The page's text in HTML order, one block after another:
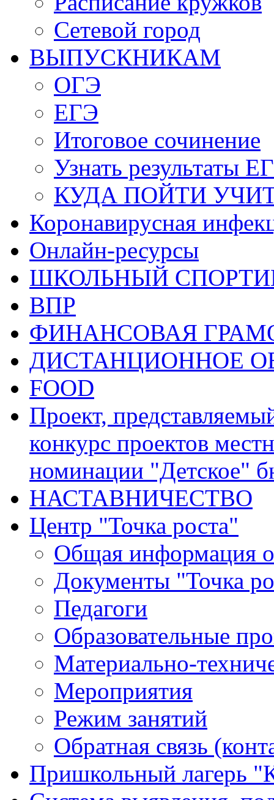
Сетевой город
ВЫПУСКНИКАМ
ОГЭ
ЕГЭ
Итоговое сочинение
Узнать результаты
КУДА ПОЙТИ
Коронавирусная
Онлайн-ресурсы
ШКОЛЬНЫЙ
ВПР
ФИНАНСОВАЯ
ДИСТАНЦИОННОЕ
FOOD
Проект,
конкурс проектов
номинации "Детское"
НАСТАВНИЧЕСТВО
Центр "Точка роста"
Общая информация о
Документы "Точка
Педагоги
Образовательные
Материально-
Мероприятия
Режим занятий
Обратная связь
Пришкольный лагерь